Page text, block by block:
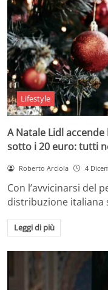
Lifestyle
A Natale Lidl
sotto i 20 euro: tutti
Roberto Arciola 4
Con l’avvicinarsi del
distribuzione
Leggi di più